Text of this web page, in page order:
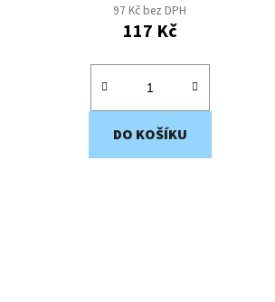
97 Kč bez DPH
117 Kč
DO KOŠÍKU